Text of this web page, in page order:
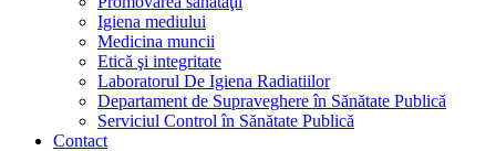
Igiena mediului
Medicina muncii
Etică şi integritate
Laboratorul De Igiena Radiatiilor
Departament de Supraveghere în Sănătate Publică
Serviciul Control în Sănătate Publică
Contact